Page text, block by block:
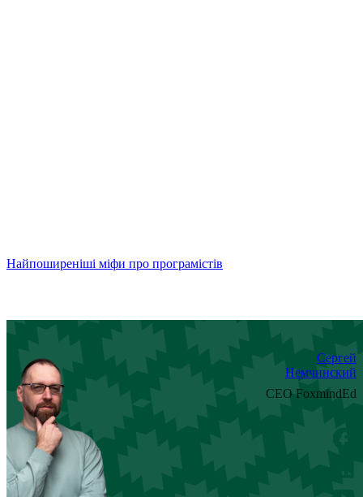
Найпоширеніші міфи про програмістів
Сергей
Немчинский
CEO FoxmindEd